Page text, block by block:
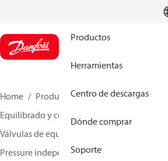
Productos
Herramientas
Centro de descargas
Dónde comprar
Soporte
Home Productos
Climate Solutions for
Equilibrado y control hidrónicos
Válvulas de equilibrado y control
Pressure independent control valves (PICV)